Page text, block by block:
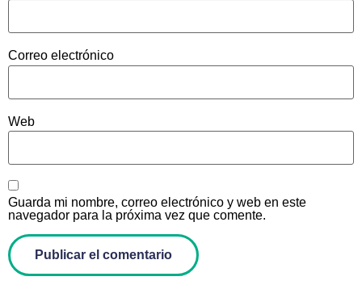
Correo electrónico
Web
Guarda mi nombre, correo electrónico y web en este
navegador para la próxima vez que comente.